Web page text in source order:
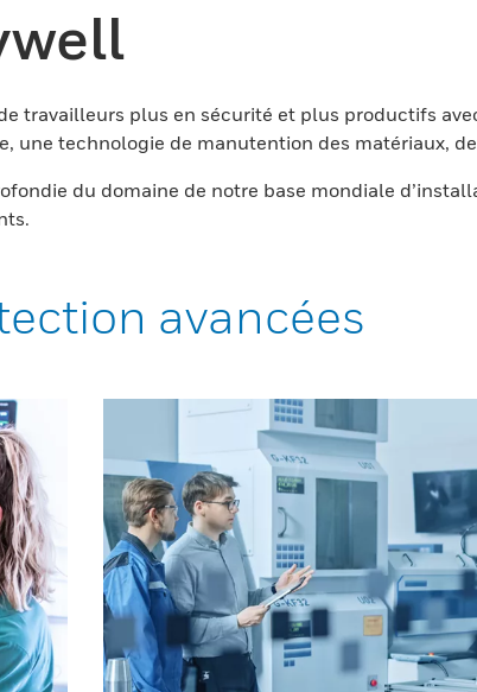
travailleurs plus en sécurité et plus productifs
une technologie de manutention des matériaux,
du domaine de notre base mondiale
avancées